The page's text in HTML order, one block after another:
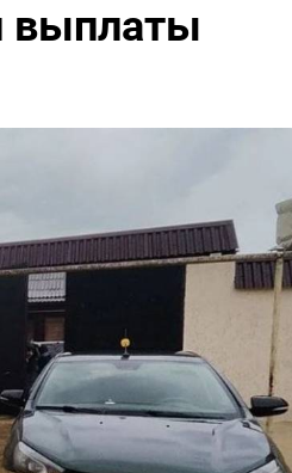
выплаты